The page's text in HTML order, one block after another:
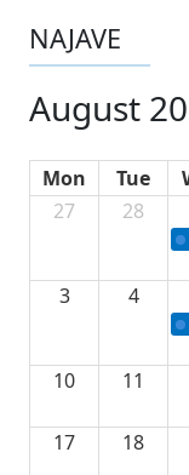
NAJAVE
August
Mon Tue
27
28
3 4
10 11
17 18